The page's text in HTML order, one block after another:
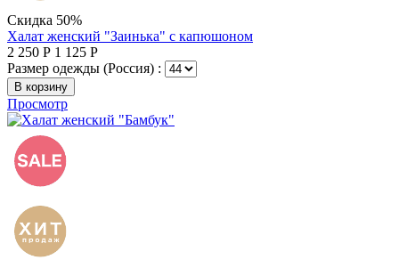
Скидка 50%
Халат женский "Заинька" с капюшоном
2 250 Р 1 125 Р
Размер одежды (Россия) :
В корзину
Просмотр